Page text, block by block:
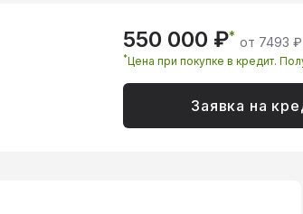
550 000 ₽* от 7493
*Цена при покупке в кредит.
Заявка на